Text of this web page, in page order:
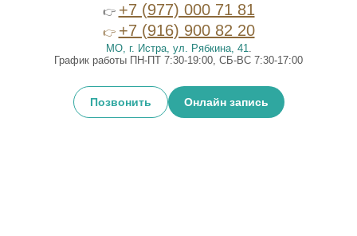
👉 +7 (977) 000 71 81
👉 +7 (916) 900 82 20
МО, г. Истра, ул. Рябкина, 41.
График работы ПН-ПТ 7:30-19:00, СБ-ВС 7:30-17:00
Позвонить Онлайн запись